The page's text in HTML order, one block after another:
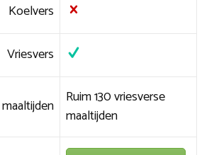
Koelvers
Vriesvers
Ruim 130 vriesverse
maaltijden